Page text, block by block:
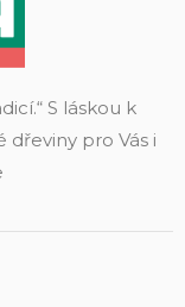
S láskou k
pro Vás i